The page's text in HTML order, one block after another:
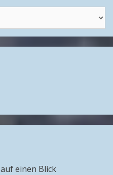
auf einen Blick